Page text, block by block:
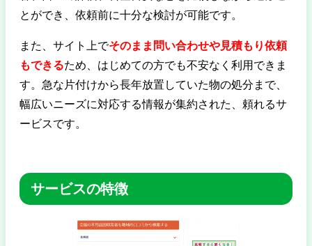
とができ、依頼前に十分な検討が可能です。
また、サイト上でそのまま問い合わせや見積もり依頼
もできるため、はじめての方でも不安なく利用できま
す。急な片付けから長年放置していた物の処分まで、
幅広いニーズに対応する情報が集約された、頼れるサ
ービスです。
サービスの特徴